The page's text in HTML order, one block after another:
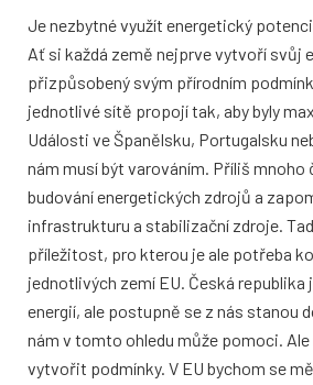
Je nezbytné využít energetický
Ať si každá země nejprve vytvoří svůj
přizpůsobený svým přírodním
jednotlivé sítě propojí tak, aby byly
Události ve Španělsku, Portugalsku
nám musí být varováním. Příliš mnoho
budování energetických zdrojů a
infrastrukturu a stabilizační zdroje.
příležitost, pro kterou je ale potřeba
jednotlivých zemí EU. Česká republika
energií, ale postupně se z nás stanou
nám v tomto ohledu může pomoci.
vytvořit podmínky. V EU bychom se